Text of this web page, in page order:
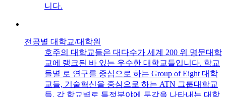
니다.
전공별 대학교/대학원
호주의 대학교들은 대다수가 세계 200 위 명문대학
교에 랭크된 바 있는 우수한 대학교들입니다. 학교
들별 로 연구를 중심으로 하는 Group of Eight 대학
교들, 기술혁신을 중심으로 하는 ATN 그룹대학교
들, 각 학교별로 특정분야에 두각을 나타내는 대학